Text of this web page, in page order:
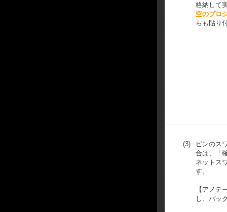
格納して
空のプロ
らも貼り
(3)
ピンのス
合は、「
ネットス
す。
【アノテ
し、バッ